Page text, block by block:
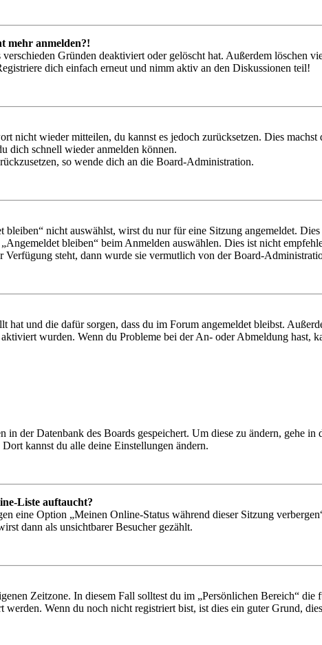
mehr anmelden?!
Gründen deaktiviert oder gelöscht hat. Außerdem löschen
dich einfach erneut und nimm aktiv an den Diskussionen teil!
nicht wieder mitteilen, du kannst es jedoch zurücksetzen. Dies
dich schnell wieder anmelden können.
so wende dich an die Board-Administration.
nicht auswählst, wirst du nur für eine Sitzung angemeldet.
bleiben“ beim Anmelden auswählen. Dies ist nicht
steht, dann wurde sie vermutlich von der Board-
und die dafür sorgen, dass du im Forum angemeldet bleibst.
wurden. Wenn du Probleme bei der An- oder Abmeldung hast,
der Datenbank des Boards gespeichert. Um diese zu ändern, gehe
kannst du alle deine Einstellungen ändern.
Liste auftaucht?
eine Option „Meinen Online-Status während dieser Sitzung
dann als unsichtbarer Besucher gezählt.
Zeitzone. In diesem Fall solltest du im „Persönlichen Bereich“
Wenn du noch nicht registriert bist, ist dies ein guter Grund,